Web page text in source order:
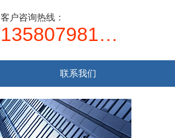
客户咨询热线：
13580798107
联系我们